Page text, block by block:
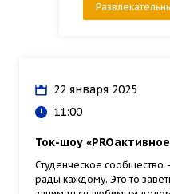
22 января 2025
11:00
Ток-шоу
Студенческое сообщество
рады каждому. Это то